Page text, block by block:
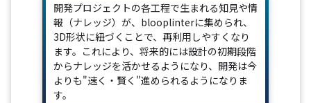
開発プロジェクトの各工程で生まれる知見や情
報（ナレッジ）が、blooplinterに集められ、
3D形状に紐づくことで、再利用しやすくなり
ます。これにより、将来的には設計の初期段階
からナレッジを活かせるようになり、開発は今
よりも"速く・賢く"進められるようになりま
す。